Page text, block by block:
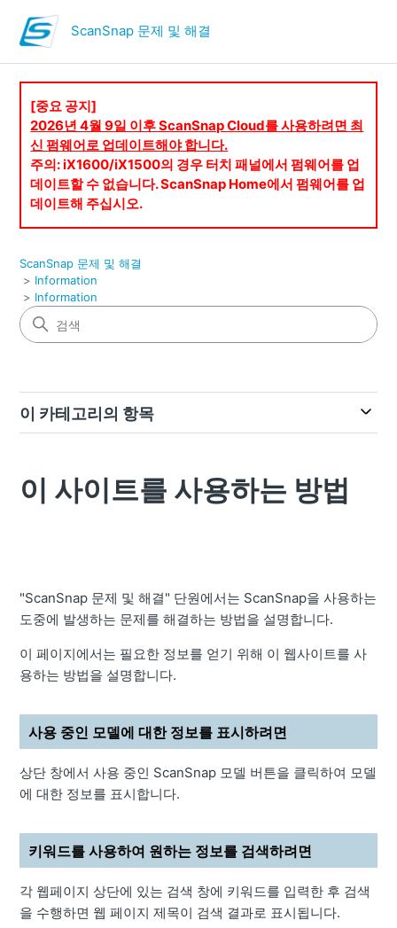
ScanSnap 문제 및 해결
[중요 공지]
2026년 4월 9일 이후 ScanSnap Cloud를 사용하려면 최
신 펌웨어로 업데이트해야 합니다.
주의: iX1600/iX1500의 경우 터치 패널에서 펌웨어를 업
데이트할 수 없습니다. ScanSnap Home에서 펌웨어를 업
데이트해 주십시오.
ScanSnap 문제 및 해결
Information
Information
이 카테고리의 항목
이 사이트를 사용하는 방법
"ScanSnap 문제 및 해결" 단원에서는 ScanSnap을 사용하는
도중에 발생하는 문제를 해결하는 방법을 설명합니다.
이 페이지에서는 필요한 정보를 얻기 위해 이 웹사이트를 사
용하는 방법을 설명합니다.
사용 중인 모델에 대한 정보를 표시하려면
상단 창에서 사용 중인 ScanSnap 모델 버튼을 클릭하여 모델
에 대한 정보를 표시합니다.
키워드를 사용하여 원하는 정보를 검색하려면
각 웹페이지 상단에 있는 검색 창에 키워드를 입력한 후 검색
을 수행하면 웹 페이지 제목이 검색 결과로 표시됩니다.